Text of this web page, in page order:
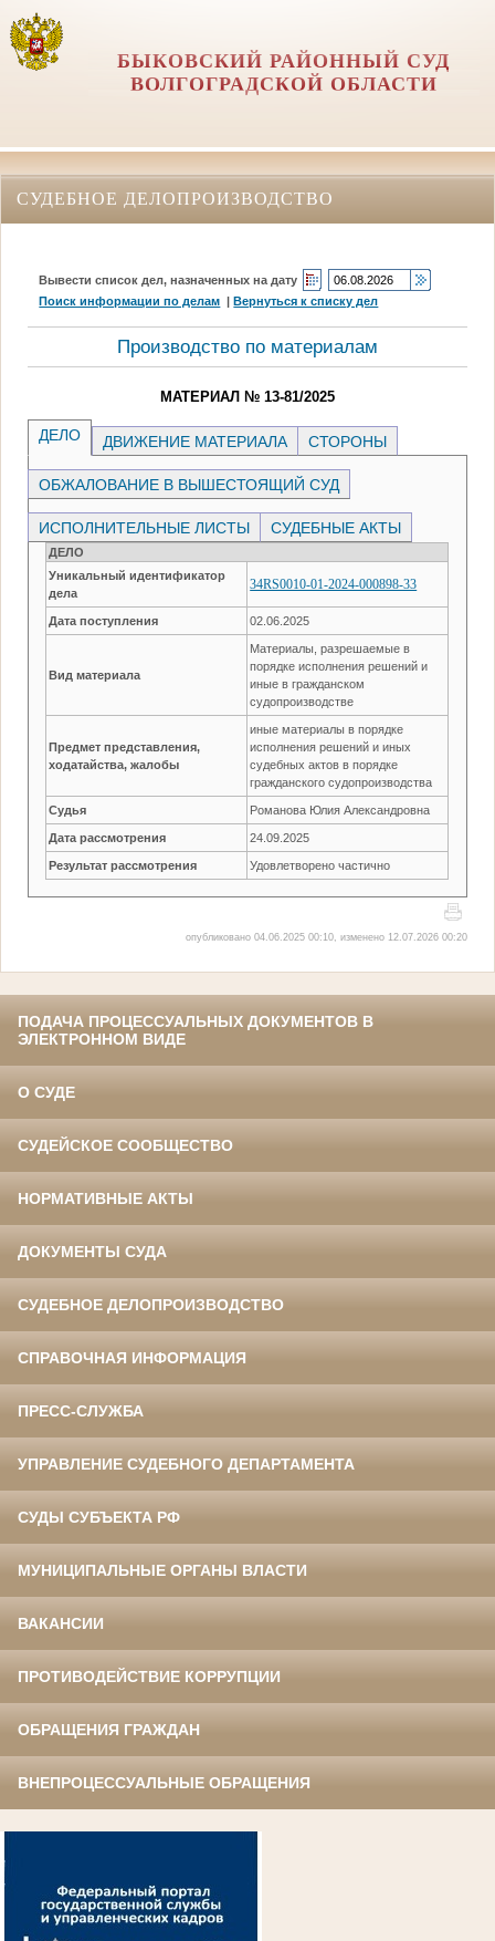
БЫКОВСКИЙ РАЙОННЫЙ СУД
ВОЛГОГРАДСКОЙ ОБЛАСТИ
СУДЕБНОЕ ДЕЛОПРОИЗВОДСТВО
Вывести список дел, назначенных на дату
Поиск информации по делам |Вернуться к списку дел
Производство по материалам
МАТЕРИАЛ № 13-81/2025
ДЕЛО ДВИЖЕНИЕ МАТЕРИАЛА СТОРОНЫ
ОБЖАЛОВАНИЕ В ВЫШЕСТОЯЩИЙ СУД
ИСПОЛНИТЕЛЬНЫЕ ЛИСТЫ СУДЕБНЫЕ АКТЫ
ДЕЛО
Уникальный идентификатор
дела
34RS0010-01-2024-000898-33
Дата поступления 02.06.2025
Вид материала
Материалы, разрешаемые в
порядке исполнения решений и
иные в гражданском
судопроизводстве
Предмет представления,
ходатайства, жалобы
иные материалы в порядке
исполнения решений и иных
судебных актов в порядке
гражданского судопроизводства
Судья Романова Юлия Александровна
Дата рассмотрения 24.09.2025
Результат рассмотрения Удовлетворено частично
опубликовано 04.06.2025 00:10, изменено 12.07.2026 00:20
ПОДАЧА ПРОЦЕССУАЛЬНЫХ ДОКУМЕНТОВ В
ЭЛЕКТРОННОМ ВИДЕ
О СУДЕ
СУДЕЙСКОЕ СООБЩЕСТВО
НОРМАТИВНЫЕ АКТЫ
ДОКУМЕНТЫ СУДА
СУДЕБНОЕ ДЕЛОПРОИЗВОДСТВО
СПРАВОЧНАЯ ИНФОРМАЦИЯ
ПРЕСС-СЛУЖБА
УПРАВЛЕНИЕ СУДЕБНОГО ДЕПАРТАМЕНТА
СУДЫ СУБЪЕКТА РФ
МУНИЦИПАЛЬНЫЕ ОРГАНЫ ВЛАСТИ
ВАКАНСИИ
ПРОТИВОДЕЙСТВИЕ КОРРУПЦИИ
ОБРАЩЕНИЯ ГРАЖДАН
ВНЕПРОЦЕССУАЛЬНЫЕ ОБРАЩЕНИЯ